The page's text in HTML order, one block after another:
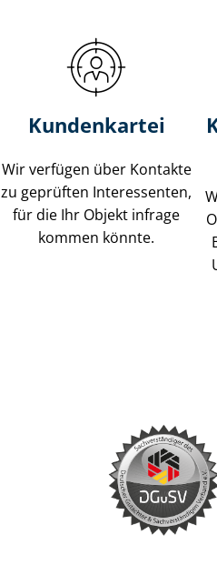
Kundenkartei
Wir verfügen über Kontakte
zu geprüften Interessenten,
für die Ihr Objekt infrage
kommen könnte.